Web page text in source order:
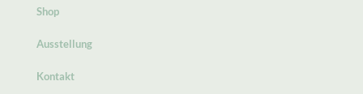
Shop
Ausstellung
Kontakt